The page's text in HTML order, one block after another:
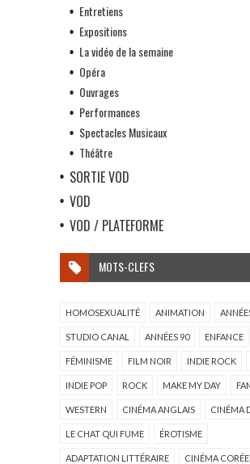
Entretiens
Expositions
La vidéo de la semaine
Opéra
Ouvrages
Performances
Spectacles Musicaux
Théâtre
SORTIE VOD
VOD
VOD / PLATEFORME
MOTS-CLEFS
HOMOSEXUALITÉ ANIMATION
STUDIO CANAL ANNÉES 90 ENFANCE
FÉMINISME FILM NOIR INDIE ROCK
INDIE POP ROCK MAKE MY DAY
WESTERN CINÉMA ANGLAIS CINÉMA
LE CHAT QUI FUME ÉROTISME
ADAPTATION LITTÉRAIRE CINÉMA